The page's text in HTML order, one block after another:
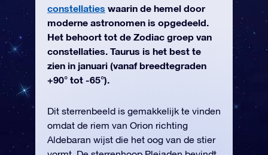
constellaties waarin de hemel door
moderne astronomen is opgedeeld.
Het behoort tot de Zodiac groep van
constellaties. Taurus is het best te
zien in januari (vanaf breedtegraden
+90° tot -65°).
Dit sterrenbeeld is gemakkelijk te vinden
omdat de riem van Orion richting
Aldebaran wijst die het oog van de stier